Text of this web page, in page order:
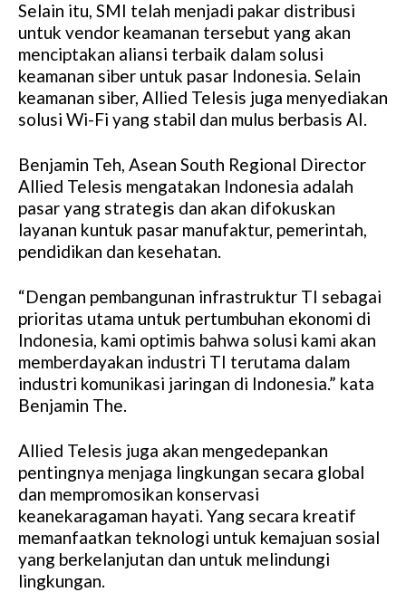
Selain itu, SMI telah menjadi pakar distribusi
untuk vendor keamanan tersebut yang akan
menciptakan aliansi terbaik dalam solusi
keamanan siber untuk pasar Indonesia. Selain
keamanan siber, Allied Telesis juga menyediakan
solusi Wi-Fi yang stabil dan mulus berbasis AI.
Benjamin Teh, Asean South Regional Director
Allied Telesis mengatakan Indonesia adalah
pasar yang strategis dan akan difokuskan
layanan kuntuk pasar manufaktur, pemerintah,
pendidikan dan kesehatan.
“Dengan pembangunan infrastruktur TI sebagai
prioritas utama untuk pertumbuhan ekonomi di
Indonesia, kami optimis bahwa solusi kami akan
memberdayakan industri TI terutama dalam
industri komunikasi jaringan di Indonesia.” kata
Benjamin The.
Allied Telesis juga akan mengedepankan
pentingnya menjaga lingkungan secara global
dan mempromosikan konservasi
keanekaragaman hayati. Yang secara kreatif
memanfaatkan teknologi untuk kemajuan sosial
yang berkelanjutan dan untuk melindungi
lingkungan.